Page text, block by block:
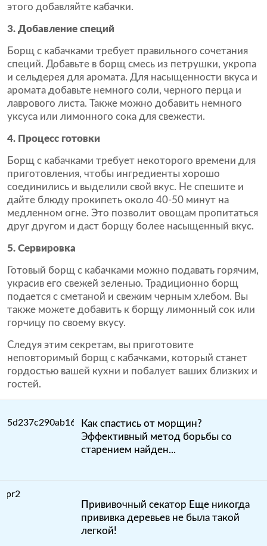
этого добавляйте кабачки.
3. Добавление специй
Борщ с кабачками требует правильного сочетания
специй. Добавьте в борщ смесь из петрушки, укропа
и сельдерея для аромата. Для насыщенности вкуса и
аромата добавьте немного соли, черного перца и
лаврового листа. Также можно добавить немного
уксуса или лимонного сока для свежести.
4. Процесс готовки
Борщ с кабачками требует некоторого времени для
приготовления, чтобы ингредиенты хорошо
соединились и выделили свой вкус. Не спешите и
дайте блюду прокипеть около 40-50 минут на
медленном огне. Это позволит овощам пропитаться
друг другом и даст борщу более насыщенный вкус.
5. Сервировка
Готовый борщ с кабачками можно подавать горячим,
украсив его свежей зеленью. Традиционно борщ
подается с сметаной и свежим черным хлебом. Вы
также можете добавить к борщу лимонный сок или
горчицу по своему вкусу.
Следуя этим секретам, вы приготовите
неповторимый борщ с кабачками, который станет
гордостью вашей кухни и побалует ваших близких и
гостей.
Как спастись от морщин?
Эффективный метод борьбы со
старением найден...
Прививочный секатор Еще никогда
прививка деревьев не была такой
легкой!